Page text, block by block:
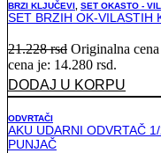
BRZI KLJUČEVI SET OKASTO -
SET BRZIH OK-VILASTIH
21.228rsd Originalna
cena je: 14.280 rsd.
DODAJ U KORPU
ODVRTAČI
AKU UDARNI ODVRTAČ
PUNJAČ